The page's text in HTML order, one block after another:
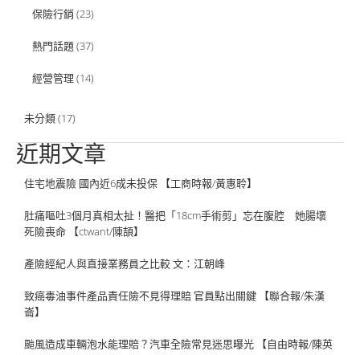
保險行銷 (23)
熱門話題(37)
經營管理 (14)
未分類(17)
近期文章
住宅地震險 國內近6成未投保 【工商時報/黃惠聆】
肚痛嘔吐3個月真相太扯！醫把「18cm手術剪」忘在腹腔 她腸壞
死險喪命 【ctwant/陳頡】
產險經紀人與直接業務員之比較 文：江朝峰
致癌毒油事件產品責任險不見得理賠 官員點出關鍵 【聯合報/朱漢
崙】
颱風造成車輛泡水能理賠？汽車全險常見迷思曝光 【自由時報/陳英